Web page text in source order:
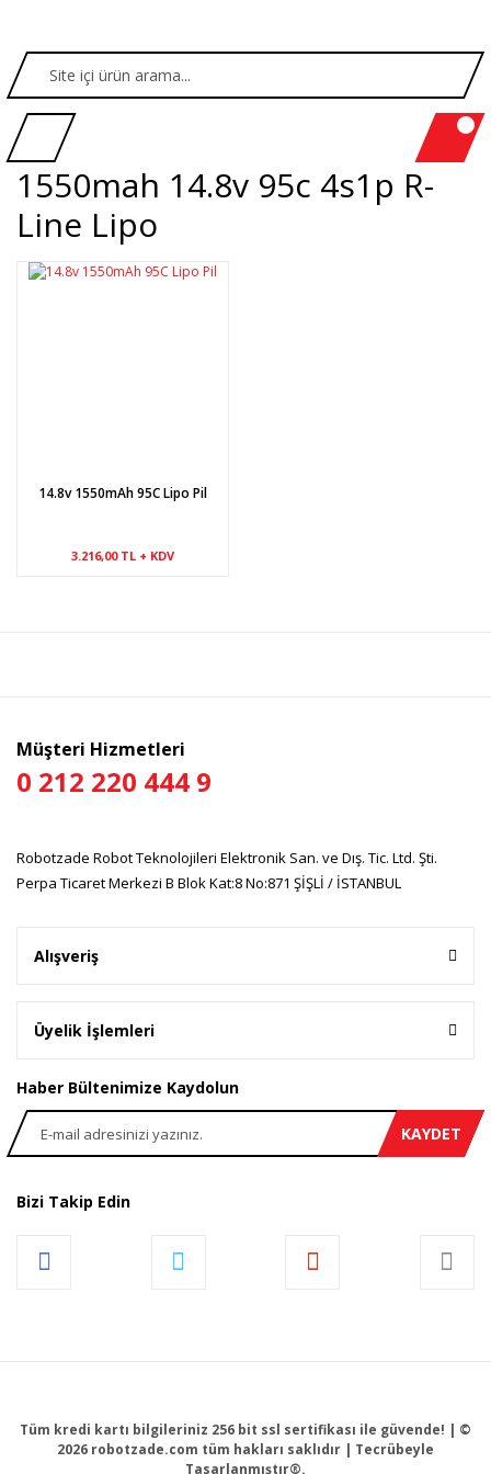
1550mah 14.8v 95c 4s1p R-
Line Lipo
14.8v 1550mAh 95C Lipo Pil
3.216,00 TL + KDV
Müşteri Hizmetleri
0 212 220 444 9
Robotzade Robot Teknolojileri Elektronik San. ve Dış. Tic. Ltd. Şti.
Perpa Ticaret Merkezi B Blok Kat:8 No:871 ŞİŞLİ / İSTANBUL
Alışveriş
Üyelik İşlemleri
Haber Bültenimize Kaydolun
KAYDET
Bizi Takip Edin
Tüm kredi kartı bilgileriniz 256 bit ssl sertifikası ile güvende! | ©
2026 robotzade.com tüm hakları saklıdır | Tecrübeyle
Tasarlanmıştır®.